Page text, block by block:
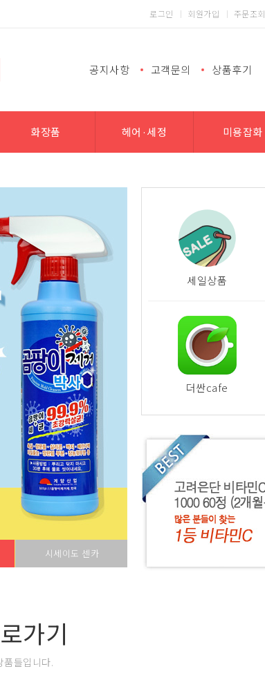
로그인 회원가입 주문조회
공지사항 고객문의 상품후기
화장품 헤어·세정 미용잡화
시세이도 센카
세일상품
더싼cafe
가기
품들입니다.